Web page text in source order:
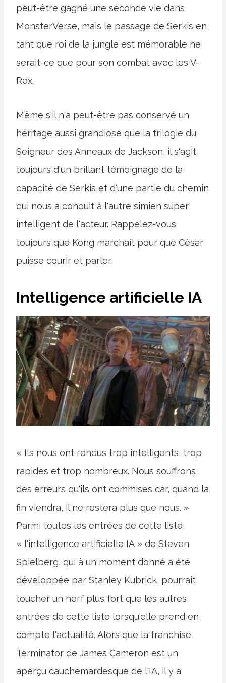
peut-être gagné une seconde vie dans
MonsterVerse, mais le passage de Serkis en
tant que roi de la jungle est mémorable ne
serait-ce que pour son combat avec les V-
Rex.
Même s'il n'a peut-être pas conservé un
héritage aussi grandiose que la trilogie du
Seigneur des Anneaux de Jackson, il s'agit
toujours d'un brillant témoignage de la
capacité de Serkis et d'une partie du chemin
qui nous a conduit à l'autre simien super
intelligent de l'acteur. Rappelez-vous
toujours que Kong marchait pour que César
puisse courir et parler.
Intelligence artificielle IA
« Ils nous ont rendus trop intelligents, trop
rapides et trop nombreux. Nous souffrons
des erreurs qu'ils ont commises car, quand la
fin viendra, il ne restera plus que nous. »
Parmi toutes les entrées de cette liste,
« l'intelligence artificielle IA » de Steven
Spielberg, qui à un moment donné a été
développée par Stanley Kubrick, pourrait
toucher un nerf plus fort que les autres
entrées de cette liste lorsqu'elle prend en
compte l'actualité. Alors que la franchise
Terminator de James Cameron est un
aperçu cauchemardesque de l'IA, il y a